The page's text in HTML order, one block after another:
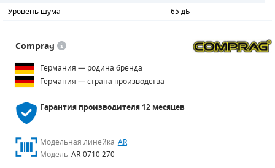
Уровень шума
65 дБ
Comprag
Германия — родина бренда
Германия — страна производства
Гарантия производителя12 месяцев
Модельная линейка AR
Модель AR-0710 270
ДЛЯ ВАКУУМНЫХ НАСОСОВ